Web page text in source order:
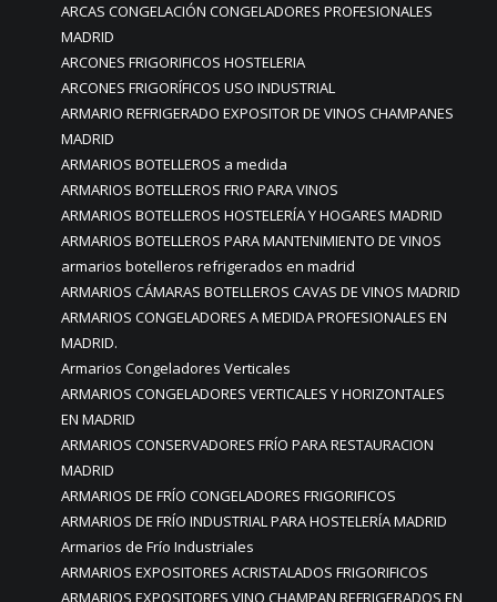
ARCAS CONGELACIÓN CONGELADORES PROFESIONALES
MADRID
ARCONES FRIGORIFICOS HOSTELERIA
ARCONES FRIGORÍFICOS USO INDUSTRIAL
ARMARIO REFRIGERADO EXPOSITOR DE VINOS CHAMPANES
MADRID
ARMARIOS BOTELLEROS a medida
ARMARIOS BOTELLEROS FRIO PARA VINOS
ARMARIOS BOTELLEROS HOSTELERÍA Y HOGARES MADRID
ARMARIOS BOTELLEROS PARA MANTENIMIENTO DE VINOS
armarios botelleros refrigerados en madrid
ARMARIOS CÁMARAS BOTELLEROS CAVAS DE VINOS MADRID
ARMARIOS CONGELADORES A MEDIDA PROFESIONALES EN
MADRID.
Armarios Congeladores Verticales
ARMARIOS CONGELADORES VERTICALES Y HORIZONTALES
EN MADRID
ARMARIOS CONSERVADORES FRÍO PARA RESTAURACION
MADRID
ARMARIOS DE FRÍO CONGELADORES FRIGORIFICOS
ARMARIOS DE FRÍO INDUSTRIAL PARA HOSTELERÍA MADRID
Armarios de Frío Industriales
ARMARIOS EXPOSITORES ACRISTALADOS FRIGORIFICOS
ARMARIOS EXPOSITORES VINO CHAMPAN REFRIGERADOS EN